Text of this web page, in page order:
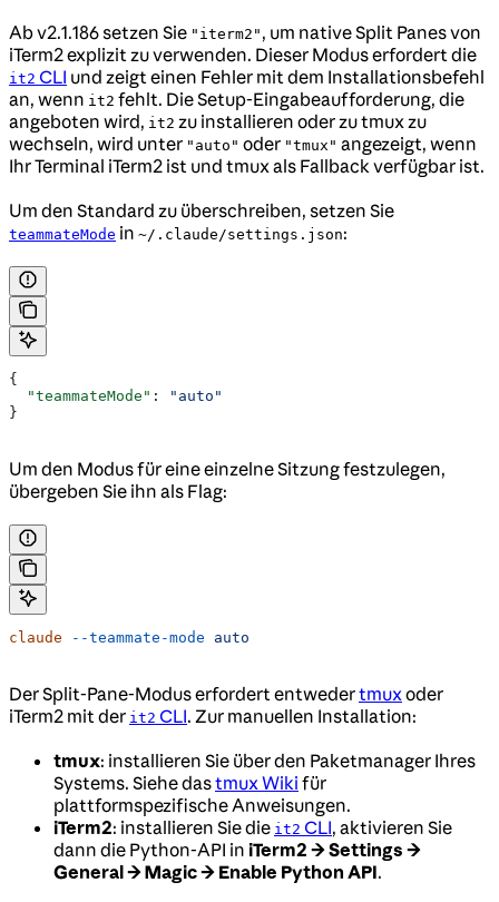
Ab v2.1.186 setzen Sie "iterm2" , um native Split Panes von
iTerm2 explizit zu verwenden. Dieser Modus erfordert die
it2 CLI und zeigt einen Fehler mit dem Installationsbefehl
an, wenn it2 fehlt. Die Setup-Eingabeaufforderung, die
angeboten wird, it2 zu installieren oder zu tmux zu
wechseln, wird unter "auto" oder "tmux" angezeigt, wenn
Ihr Terminal iTerm2 ist und tmux als Fallback verfügbar ist.
Um den Standard zu überschreiben, setzen Sie
teammateMode in ~/.claude/settings.json:
{
  "teammateMode"
:
"auto"
}
Um den Modus für eine einzelne Sitzung festzulegen,
übergeben Sie ihn als Flag:
claude --teammate-mode auto
Der Split-Pane-Modus erfordert entwedertmuxoder
iTerm2 mit der it2 CLI. Zur manuellen Installation:
tmux: installieren Sie über den Paketmanager Ihres
Systems. Siehe dastmux Wiki für
plattformspezifische Anweisungen.
iTerm2: installieren Sie die it2 CLI, aktivieren Sie
dann die Python-API in iTerm2 → Settings →
General → Magic → Enable Python API.